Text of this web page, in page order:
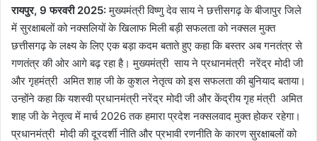
रायपुर, 9 फरवरी 2025:मुख्यमंत्री विष्णु देव साय ने छत्तीसगढ़ के बीजापुर जिले
में सुरक्षाबलों को नक्सलियों के खिलाफ मिली बड़ी सफलता को नक्सल मुक्त
छत्तीसगढ़ के लक्ष्य के लिए एक बड़ा कदम बताते हुए कहा कि बस्तर अब गनतंत्र से
गणतंत्र की ओर आगे बढ़ रहा है। मुख्यमंत्री साय ने प्रधानमंत्री नरेंद्र मोदी जी
और गृहमंत्री अमित शाह जी के कुशल नेतृत्व को इस सफलता की बुनियाद बताया।
उन्होंने कहा कि यशस्वी प्रधानमंत्री नरेंद्र मोदी जी और केंद्रीय गृह मंत्री अमित
शाह जी के नेतृत्व में मार्च 2026 तक हमारा प्रदेश नक्सलवाद मुक्त होकर रहेगा।
प्रधानमंत्री मोदी की दूरदर्शी नीति और प्रभावी रणनीति के कारण सुरक्षाबलों को